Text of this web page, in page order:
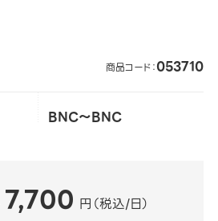
商品コード：053710
BNC～BNC
7,700 円（税込/日）